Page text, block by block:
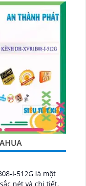
I-512G là một
nét và chi tiết.